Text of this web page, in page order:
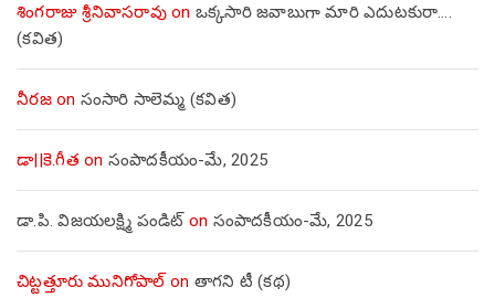
శింగరాజు శ్రీనివాసరావుon ఒక్కసారి జవాబుగా మారి ఎదుటకురా….
(కవిత)
నీరజon సంసారి సాలెమ్మ (కవిత)
డా||కె.గీత on సంపాదకీయం-మే, 2025
డా.పి. విజయలక్ష్మి పండిట్ on సంపాదకీయం-మే, 2025
చిట్టత్తూరు మునిగోపాల్on తాగని టీ (కథ)